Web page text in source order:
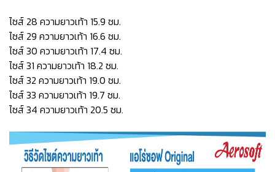
ไซส์ 28 ความยาวเท้า 15.9 ซม.
ไซส์ 29 ความยาวเท้า 16.6 ซม.
ไซส์ 30 ความยาวเท้า 17.4 ซม.
ไซส์ 31 ความยาวเท้า 18.2 ซม.
ไซส์ 32 ความยาวเท้า 19.0 ซม.
ไซส์ 33 ความยาวเท้า 19.7 ซม.
ไซส์ 34 ความยาวเท้า 20.5 ซม.